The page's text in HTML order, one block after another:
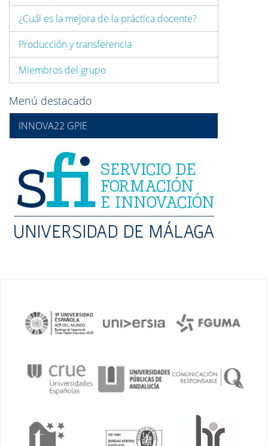
¿Cuál es la mejora de la práctica docente?
Producción y transferencia
Miembros del grupo
Menú destacado
INNOVA22 GPIE